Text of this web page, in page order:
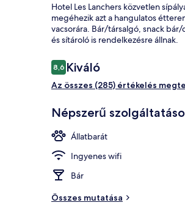
Hotel Les Lanchers közvetlen
megéhezik azt a hangulatos
vacsorára. Bár/társalgó, snack
és sítároló is rendelkezésre állnak.
Értékelések
8,68,6 ennyiből: 10
Kiváló
Az összes (285) értékelés
Népszerű
Állatbarát
Ingyenes wifi
Bár
Összes mutatása